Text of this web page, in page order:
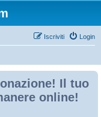
Login
Iscriviti
Il tuo
online!